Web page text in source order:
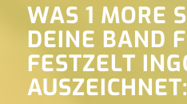
WAS 1 MORE
DEINE BAND
FESTZELT
AUSZEICHNET: